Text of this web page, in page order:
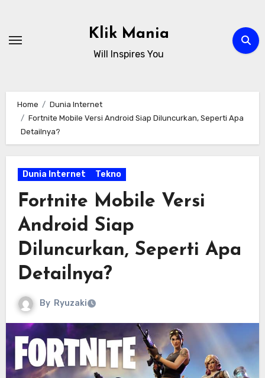
content
Klik Mania
Will Inspires You
Home
Dunia Internet
Fortnite Mobile Versi Android Siap Diluncurkan, Seperti Apa
Detailnya?
Dunia Internet Tekno
Fortnite Mobile Versi
Android Siap
Diluncurkan, Seperti Apa
Detailnya?
By Ryuzaki